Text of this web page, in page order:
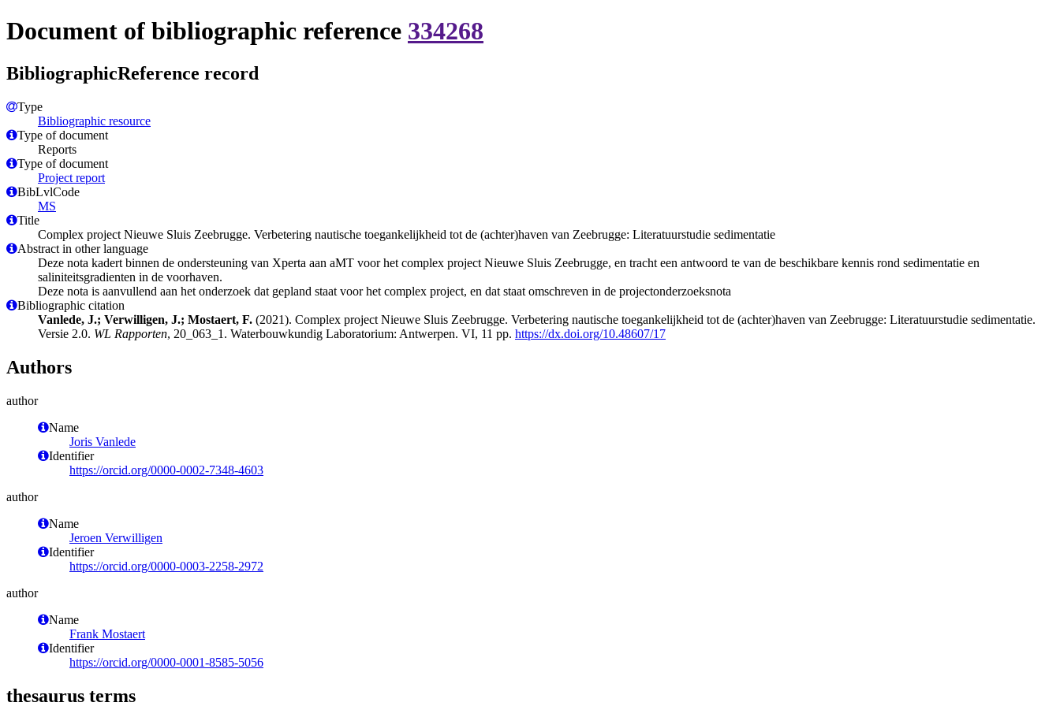
Document of bibliographic reference 334268
BibliographicReference record
Type
Bibliographic resource
Type of document
Reports
Type of document
Project report
BibLvlCode
MS
Title
Complex project Nieuwe Sluis Zeebrugge. Verbetering nautische toegankelijkheid tot de (achter)haven van Zeebrugge: Literatuurstudie sedimentatie
Abstract in other language
Deze nota kadert binnen de ondersteuning van Xperta aan aMT voor het complex project Nieuwe Sluis Zeebrugge, en tracht een antwoord te van de beschikbare kennis rond sedimentatie en
saliniteitsgradienten in de voorhaven.
Deze nota is aanvullend aan het onderzoek dat gepland staat voor het complex project, en dat staat omschreven in de projectonderzoeksnota
Bibliographic citation
Vanlede, J.; Verwilligen, J.; Mostaert, F. (2021). Complex project Nieuwe Sluis Zeebrugge. Verbetering nautische toegankelijkheid tot de (achter)haven van Zeebrugge: Literatuurstudie sedimentatie.
Versie 2.0. WL Rapporten, 20_063_1. Waterbouwkundig Laboratorium: Antwerpen. VI, 11 pp. https://dx.doi.org/10.48607/17
Authors
author
Name
Joris Vanlede
Identifier
https://orcid.org/0000-0002-7348-4603
author
Name
Jeroen Verwilligen
Identifier
https://orcid.org/0000-0003-2258-2972
author
Name
Frank Mostaert
Identifier
https://orcid.org/0000-0001-8585-5056
thesaurus terms